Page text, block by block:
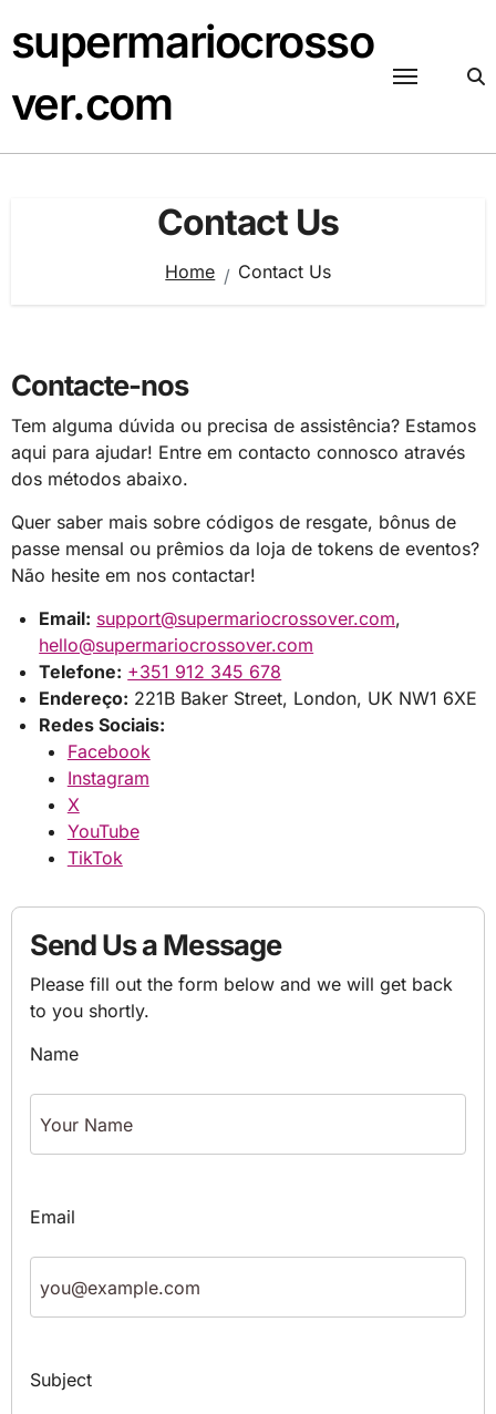
to
content
supermariocrosso
ver.com
Contact Us
Home Contact Us
Contacte-nos
Tem alguma dúvida ou precisa de assistência? Estamos
aqui para ajudar! Entre em contacto connosco através
dos métodos abaixo.
Quer saber mais sobre códigos de resgate, bônus de
passe mensal ou prêmios da loja de tokens de eventos?
Não hesite em nos contactar!
Email: support@supermariocrossover.com,
hello@supermariocrossover.com
Telefone: +351 912 345 678
Endereço: 221B Baker Street, London, UK NW1 6XE
Redes Sociais:
Facebook
Instagram
X
YouTube
TikTok
Send Us a Message
Please fill out the form below and we will get back
to you shortly.
Name
Email
Subject